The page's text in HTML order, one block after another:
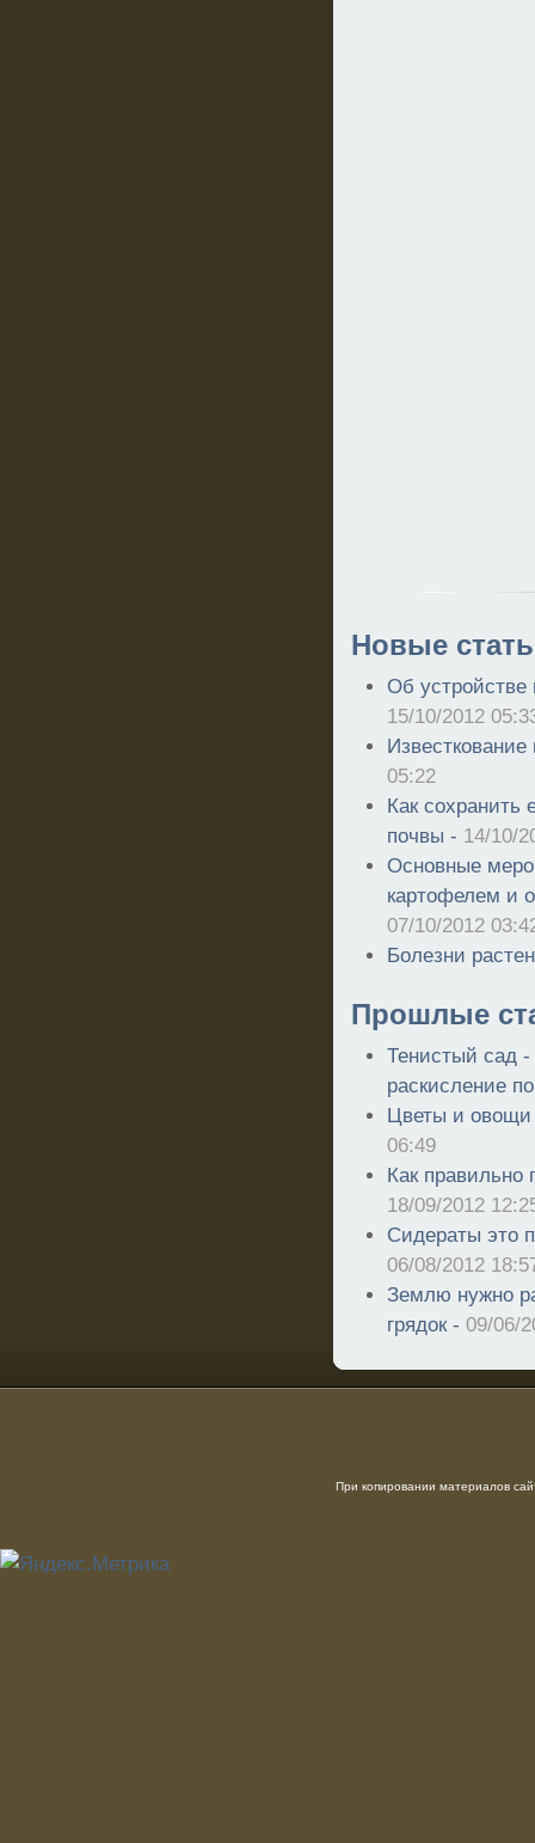
Новые
Об
15/10/2012
05:22
Как сохранить
почвы - 14/10/
Основные
картофелем и
07/10/2012
Болезни
Прошлые
Тенистый сад
раскисление
Цветы и овощи
06:49
Как правильно
18/09/2012
Сидераты это
06/08/2012
Землю нужно
грядок -09/06/
При копировании материалов